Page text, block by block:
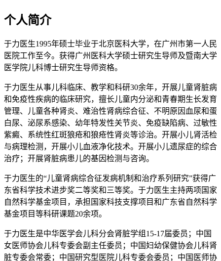
个人简介
于力医生1995年硕士毕业于北京医科大学，在广州市第一人民
医院工作至今。获得广州医科大学硕士研究生导师及暨南大学
医学院儿科博士研究生导师资格。
于力医生从事儿科临床、教学和科研30余年，开展儿童肾脏病
和免疫性疾病的临床研究，擅长儿童内分泌和青春期生长发育
管理、儿童各种肾炎、难治性肾病综合征、不明原因血尿和蛋
白尿、泌尿系感染、幼年特发性关节炎、免疫缺陷病、过敏性
紫癜、系统性红斑狼疮和狼疮性肾炎等诊治。开展小儿肾活检
与病理检测，开展小儿血液净化技术。开展小儿遗尿症的综合
治疗；开展肾脏病患儿的基因检测与咨询。
于力医生的“儿童肾病综合征发病机制和治疗系列研究”获得广
东省科学技术进步奖二等奖和三等奖。于力医生主持两项国家
自然科学基金项目，承担国家科技支撑项目和广东省自然科学
基金项目等科研课题20余项。
于力医生是中华医学会儿科分会肾脏学组15-17届委员；中国
女医师协会儿科专委会副主任委员；中国妇幼保健协会儿科肾
脏专委会常委；中国研究型医院儿科专委会委员；中国医师协